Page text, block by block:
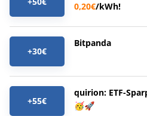
0,20€/kWh!
+30€
Bitpanda
+55€
quirion: ETF-
🥳🚀